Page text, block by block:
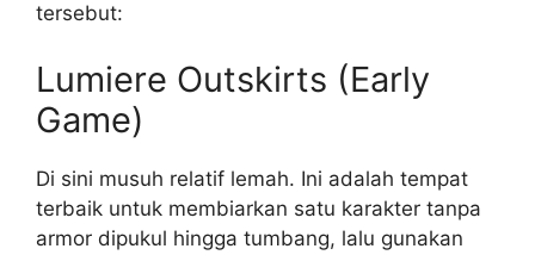
tersebut:
Lumiere Outskirts (Early
Game)
Di sini musuh relatif lemah. Ini adalah tempat
terbaik untuk membiarkan satu karakter tanpa
armor dipukul hingga tumbang, lalu gunakan